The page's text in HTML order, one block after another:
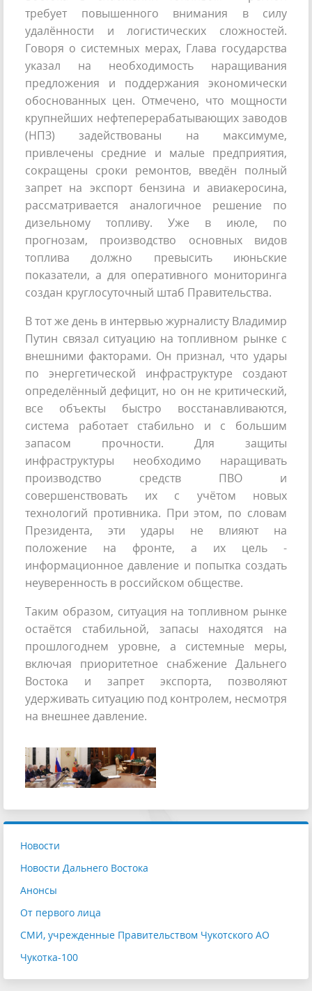
требует повышенного внимания в силу
удалённости и логистических сложностей.
Говоря о системных мерах, Глава государства
указал на необходимость наращивания
предложения и поддержания экономически
обоснованных цен. Отмечено, что мощности
крупнейших нефтеперерабатывающих заводов
(НПЗ) задействованы на максимуме,
привлечены средние и малые предприятия,
сокращены сроки ремонтов, введён полный
запрет на экспорт бензина и авиакеросина,
рассматривается аналогичное решение по
дизельному топливу. Уже в июле, по
прогнозам, производство основных видов
топлива должно превысить июньские
показатели, а для оперативного мониторинга
создан круглосуточный штаб Правительства.
В тот же день в интервью журналисту Владимир
Путин связал ситуацию на топливном рынке с
внешними факторами. Он признал, что удары
по энергетической инфраструктуре создают
определённый дефицит, но он не критический,
все объекты быстро восстанавливаются,
система работает стабильно и с большим
запасом прочности. Для защиты
инфраструктуры необходимо наращивать
производство средств ПВО и
совершенствовать их с учётом новых
технологий противника. При этом, по словам
Президента, эти удары не влияют на
положение на фронте, а их цель -
информационное давление и попытка создать
неуверенность в российском обществе.
Таким образом, ситуация на топливном рынке
остаётся стабильной, запасы находятся на
прошлогоднем уровне, а системные меры,
включая приоритетное снабжение Дальнего
Востока и запрет экспорта, позволяют
удерживать ситуацию под контролем, несмотря
на внешнее давление.
Новости
Новости Дальнего Востока
Анонсы
От первого лица
СМИ, учрежденные Правительством Чукотского АО
Чукотка-100